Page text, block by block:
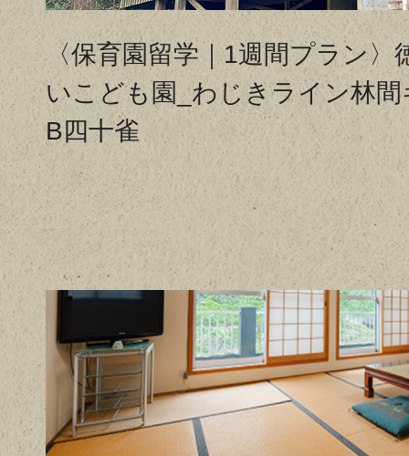
〈保育園留学｜1週間プラン〉
いこども園_わじきライン林
B四十雀